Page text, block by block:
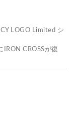
LOGO Limited シ
IRON CROSSが復